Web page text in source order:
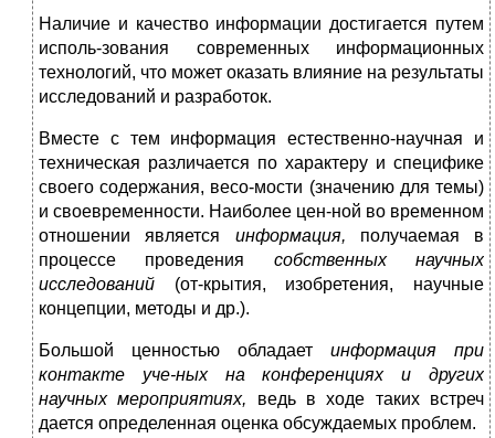
Наличие и качество информации достигается путем
исполь-зования современных информационных
технологий, что может оказать влияние на результаты
исследований и разработок.
Вместе с тем информация естественно-научная и
техническая различается по характеру и специфике
своего содержания, весо-мости (значению для темы)
и своевременности. Наиболее цен-ной во временном
отношении является информация, получаемая в
процессе проведения собственных научных
исследований (от-крытия, изобретения, научные
концепции, методы и др.).
Большой ценностью обладает информация при
контакте уче-ных на конференциях и других
научных мероприятиях, ведь в ходе таких встреч
дается определенная оценка обсуждаемых проблем.